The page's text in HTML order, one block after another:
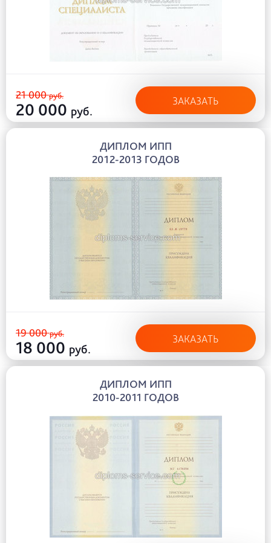
21 000руб.
20 000 руб.
ЗАКАЗАТЬ
ДИПЛОМ ИПП
2012-2013 ГОДОВ
19 000руб.
18 000 руб.
ЗАКАЗАТЬ
ДИПЛОМ ИПП
2010-2011 ГОДОВ